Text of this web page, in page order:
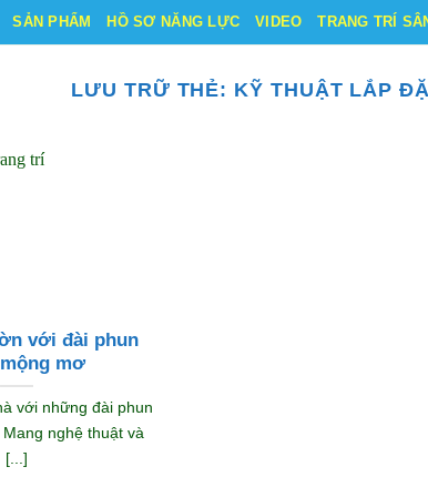
SẢN PHẨM HỒ SƠ NĂNG LỰC VIDEO TRANG TRÍ
LƯU TRỮ THẺ: KỸ THUẬT LẮP
với đài phun
mơ
với những đài phun
nghệ thuật và
[...]